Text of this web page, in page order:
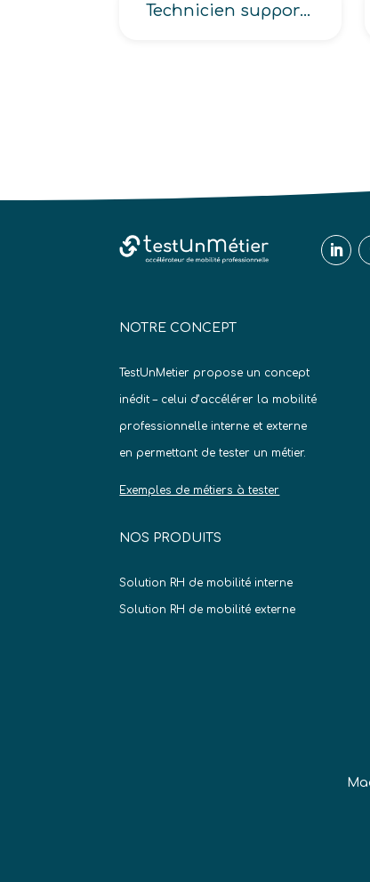
Technicien support client en électronique
NOTRE CONCEPT
TestUnMetier propose un concept
inédit – celui d’accélérer la mobilité
professionnelle interne et externe
en permettant de tester un métier.
Exemples de métiers à tester
NOS PRODUITS
Solution RH de mobilité interne
Solution RH de mobilité externe